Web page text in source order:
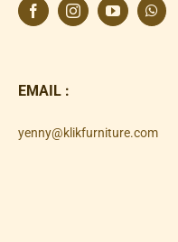
EMAIL :
yenny@klikfurniture.com